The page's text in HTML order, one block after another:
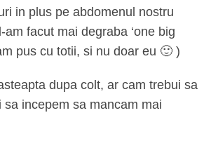
in plus pe abdomenul nostru
am facut mai degraba ‘one big
pus cu totii, si nu doar eu 🙂 )
dupa colt, ar cam trebui sa
sa incepem sa mancam mai